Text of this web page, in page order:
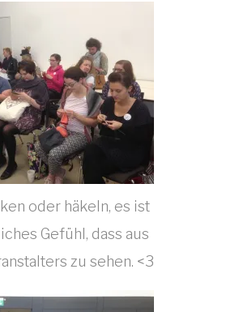
oder häkeln, es ist
Gefühl, dass aus
zu sehen. <3